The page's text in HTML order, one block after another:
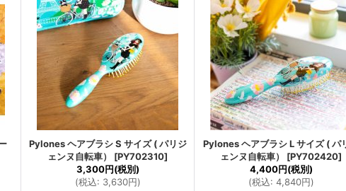
Pylones ヘアブラシ S サイズ ( パリジ
ェンヌ自転車）
[PY702310]
3,300円(税別)
(税込: 3,630円)
Pylones ヘアブラシ L サイズ ( パ
ェンヌ自転車）
[PY702420]
4,400円(税別)
(税込: 4,840円)